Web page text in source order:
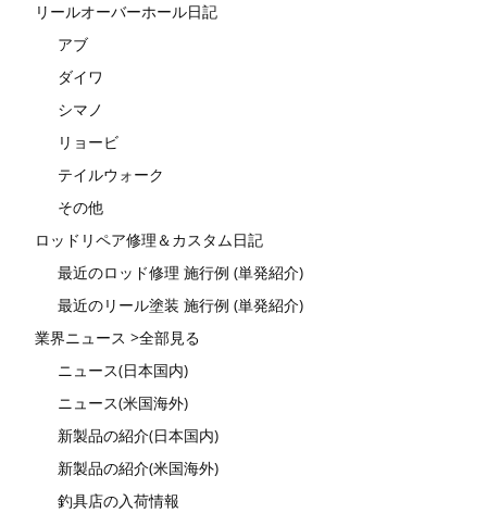
リールオーバーホール日記
アブ
ダイワ
シマノ
リョービ
テイルウォーク
その他
ロッドリペア修理＆カスタム日記
最近のロッド修理 施行例 (単発紹介)
最近のリール塗装 施行例 (単発紹介)
業界ニュース >全部見る
ニュース(日本国内)
ニュース(米国海外)
新製品の紹介(日本国内)
新製品の紹介(米国海外)
釣具店の入荷情報